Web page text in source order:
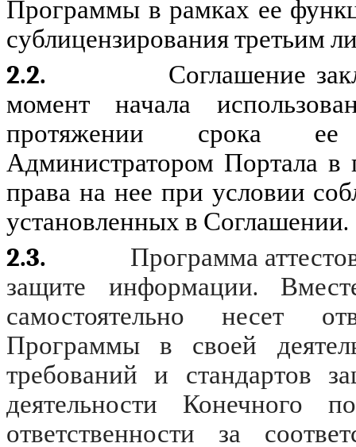
Программы в рамках ее
сублицензирования третьим
2.2.
Соглашение
момент начала
протяжении срока ее
Администратором Портала в
права на нее при условии
установленных в Соглашении.
2.3.
Программа
защите информации.
самостоятельно несет
Программы в своей
требований и стандартов
деятельности Конечного
ответственности за